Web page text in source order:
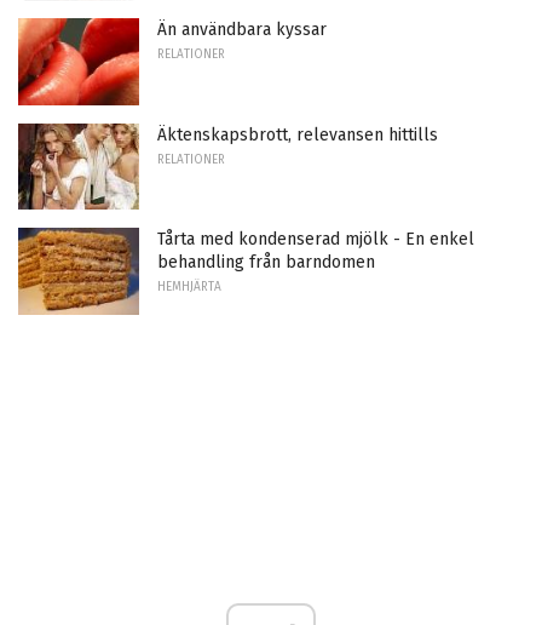
Än användbara kyssar
RELATIONER
Äktenskapsbrott, relevansen hittills
RELATIONER
Tårta med kondenserad mjölk - En enkel
behandling från barndomen
HEMHJÄRTA